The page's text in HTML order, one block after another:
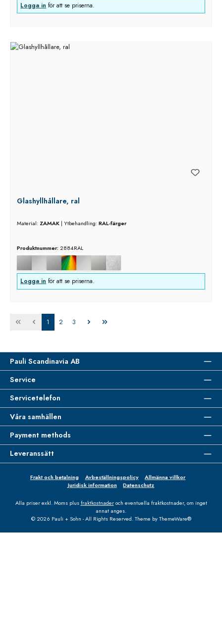
Logga in för att se priserna.
Glashyllhållare, ral
Material:ZAMAK | Ytbehandling:RAL-färger
Produktnummer: 2884RAL
Logga in för att se priserna.
Sida
1 Sida
2 Sida
3
Pauli Scandinavia AB
Service
Servicetelefon
Våra samhällen
Payment methods
Leveranssätt
Frakt och betalning Avbeställningspolicy
Allmänna villkor
Juridisk information
Datenschutz
Alla priser exkl. Moms plusfraktkostnaderoch eventuella fraktkostnader, om inget
annat anges.
© 2026 Pauli + Sohn - All Rights Reserved. Theme byThemeWare®